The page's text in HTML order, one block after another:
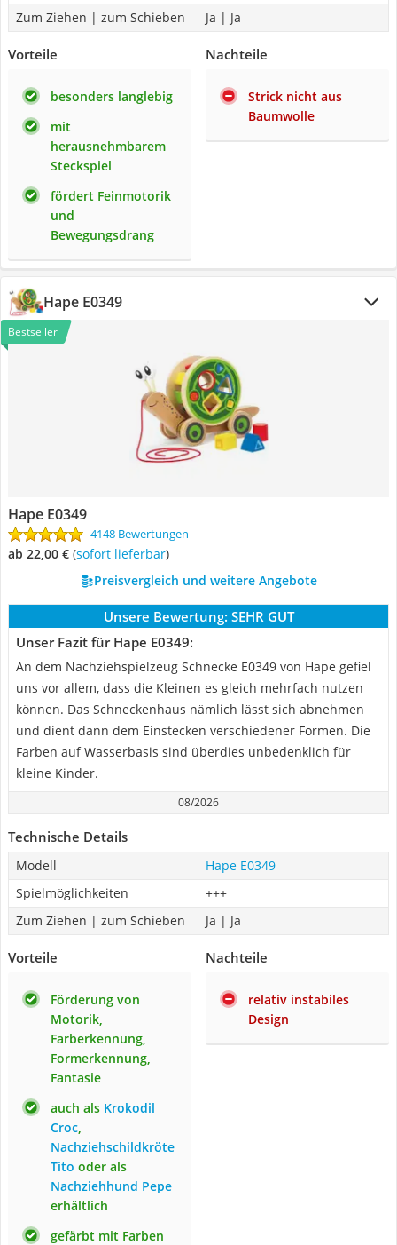
Zum Ziehen | zum Schieben Ja | Ja
Vorteile
besonders langlebig
mit
herausnehmbarem
Steckspiel
fördert Feinmotorik
und
Bewegungsdrang
Nachteile
Strick nicht aus
Baumwolle
Hape E0349
Bestseller
Hape E0349
4148 Bewertungen
ab 22,00 € ( Sofort lieferbar)
Preisvergleich und weitere Angebote
Unsere Bewertung: SEHR GUT
Unser Fazit für Hape E0349:
An dem Nachziehspielzeug Schnecke E0349 von Hape gefiel
uns vor allem, dass die Kleinen es gleich mehrfach nutzen
können. Das Schneckenhaus nämlich lässt sich abnehmen
und dient dann dem Einstecken verschiedener Formen. Die
Farben auf Wasserbasis sind überdies unbedenklich für
kleine Kinder.
08/2026
Technische Details
Modell
Hape E0349
Spielmöglichkeiten
+++
Zum Ziehen | zum Schieben
Ja | Ja
Vorteile
Förderung von
Motorik,
Farberkennung,
Formerkennung,
Fantasie
auch als Krokodil
Croc,
Nachziehschildkröte
Tito oder als
Nachziehhund Pepe
erhältlich
gefärbt mit Farben
Nachteile
relativ instabiles
Design